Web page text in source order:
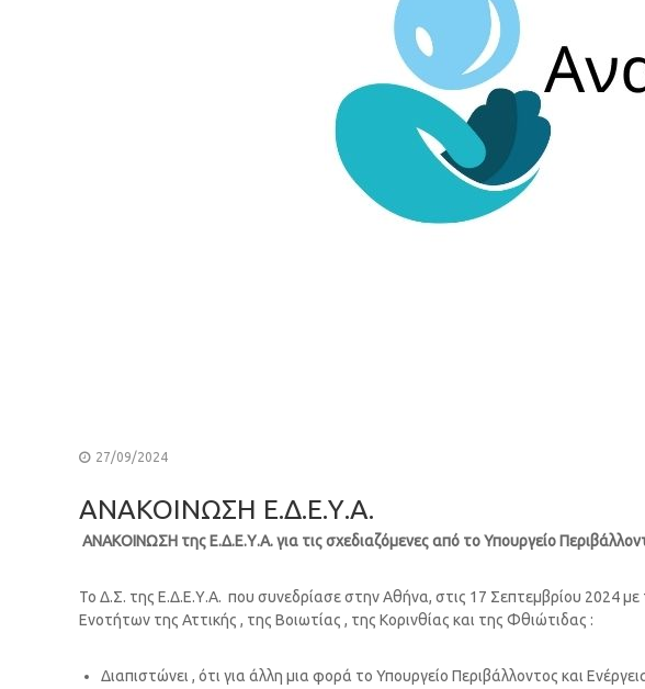
27/09/2024
ΑΝΑΚΟΙΝΩΣΗ Ε.Δ.Ε.Υ.Α.
ΑΝΑΚΟΙΝΩΣΗ της Ε.Δ.Ε.Υ.Α. για τις σχεδιαζόμενες από το Υπουργείο
Το Δ.Σ. της Ε.Δ.Ε.Υ.Α. που συνεδρίασε στην Αθήνα, στις 17 Σεπτεμβρίου 2024
Ενοτήτων της Αττικής , της Βοιωτίας , της Κορινθίας και της Φθιώτιδας :
Διαπιστώνει , ότι για άλλη μια φορά το Υπουργείο Περιβάλλοντος και